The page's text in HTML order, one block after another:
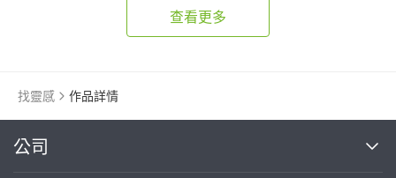
查看更多
找靈感 作品詳情
公司繼續完成